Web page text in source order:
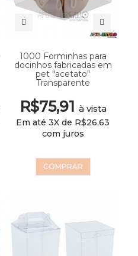
1000 Forminhas para
docinhos fabricadas em
pet "acetato"
Transparente
R$75,91 à vista
Em até 3X de R$26,63
com juros
COMPRAR